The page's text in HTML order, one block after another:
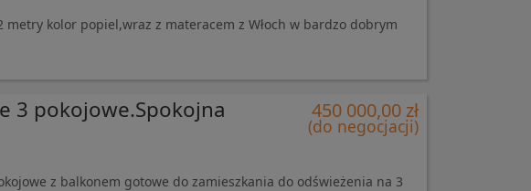
metry kolor popiel,wraz z materacem z Włoch w bardzo dobrym
3 pokojowe.Spokojna
450 000,00 zł
(do negocjacji)
z balkonem gotowe do zamieszkania do odświeżenia na 3